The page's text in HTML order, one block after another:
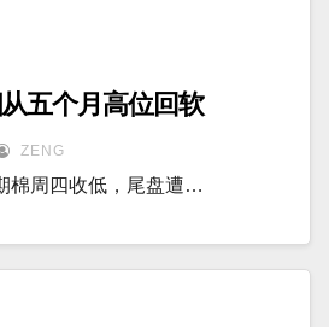
五个月高位回软
ZENG
棉周四收低，尾盘遭…